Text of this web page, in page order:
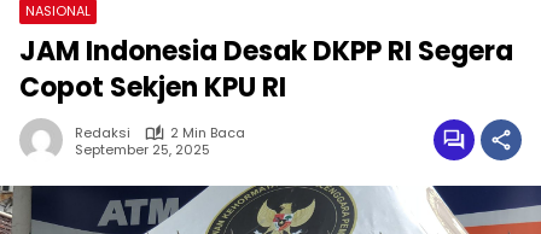
NASIONAL
JAM Indonesia Desak DKPP RI Segera
Copot Sekjen KPU RI
Redaksi
2 Min Baca
September 25, 2025